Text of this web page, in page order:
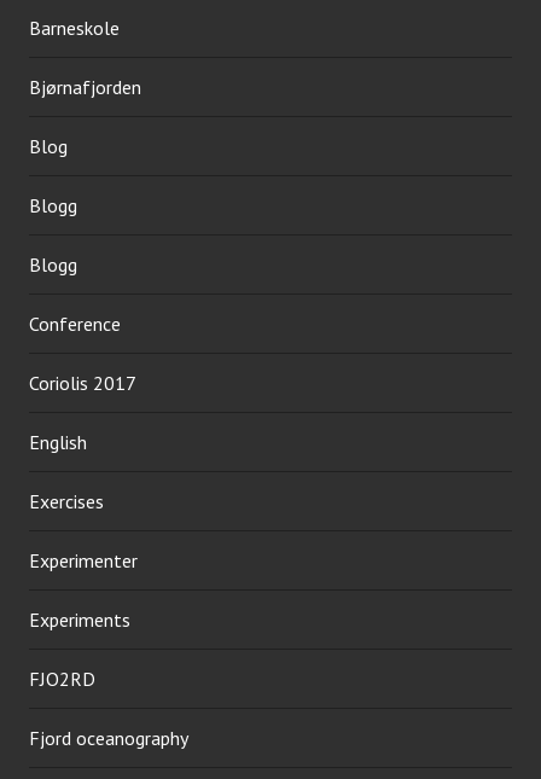
Barneskole
Bjørnafjorden
Blog
Blogg
Blogg
Conference
Coriolis 2017
English
Exercises
Experimenter
Experiments
FJO2RD
Fjord oceanography